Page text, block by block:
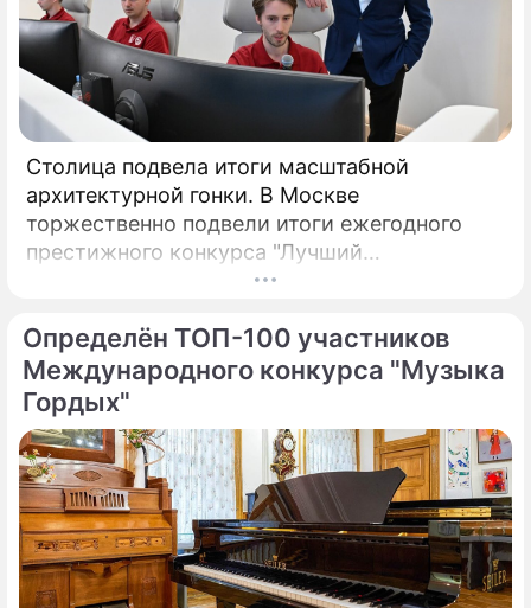
Столица подвела итоги масштабной
архитектурной гонки. В Москве
торжественно подвели итоги ежегодного
престижного конкурса "Лучший
реализованный проект в области
Определён ТОП-100 участников
Международного конкурса "Музыка
Гордых"